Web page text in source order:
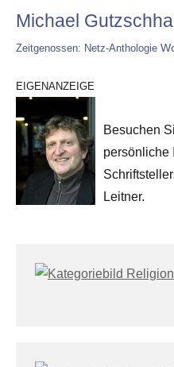
Michael
Zeitgenossen: Netz-Anthologie
EIGENANZEIGE
Besuchen
persönliche
Leitner.